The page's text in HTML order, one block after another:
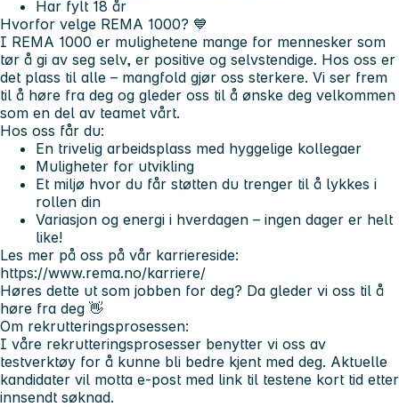
Har fylt 18 år
Hvorfor velge REMA 1000? 💙
I REMA 1000 er mulighetene mange for mennesker som
tør å gi av seg selv, er positive og selvstendige. Hos oss er
det plass til alle – mangfold gjør oss sterkere. Vi ser frem
til å høre fra deg og gleder oss til å ønske deg velkommen
som en del av teamet vårt.
Hos oss får du:
En trivelig arbeidsplass med hyggelige kollegaer
Muligheter for utvikling
Et miljø hvor du får støtten du trenger til å lykkes i
rollen din
Variasjon og energi i hverdagen – ingen dager er helt
like!
Les mer på oss på vår karriereside:
https://www.rema.no/karriere/
Høres dette ut som jobben for deg? Da gleder vi oss til å
høre fra deg 👋
Om rekrutteringsprosessen:
I våre rekrutteringsprosesser benytter vi oss av
testverktøy for å kunne bli bedre kjent med deg. Aktuelle
kandidater vil motta e-post med link til testene kort tid etter
innsendt søknad.